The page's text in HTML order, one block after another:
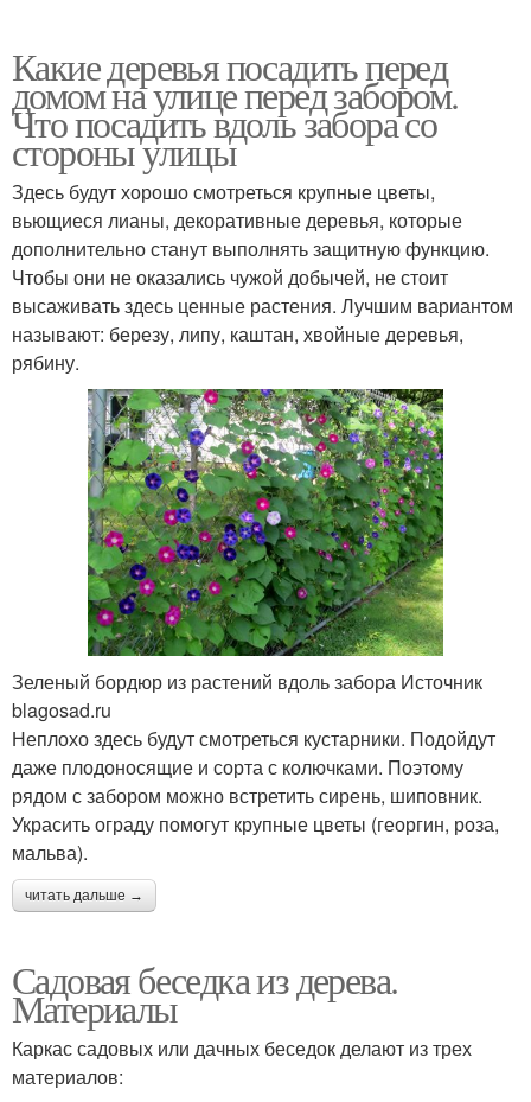
Какие деревья посадить перед
домом на улице перед забором.
Что посадить вдоль забора со
стороны улицы
Здесь будут хорошо смотреться крупные цветы,
вьющиеся лианы, декоративные деревья, которые
дополнительно станут выполнять защитную функцию.
Чтобы они не оказались чужой добычей, не стоит
высаживать здесь ценные растения. Лучшим вариантом
называют: березу, липу, каштан, хвойные деревья,
рябину.
Зеленый бордюр из растений вдоль забора Источник
blagosad.ru
Неплохо здесь будут смотреться кустарники. Подойдут
даже плодоносящие и сорта с колючками. Поэтому
рядом с забором можно встретить сирень, шиповник.
Украсить ограду помогут крупные цветы (георгин, роза,
мальва).
читать дальше →
Садовая беседка из дерева.
Материалы
Каркас садовых или дачных беседок делают из трех
материалов: